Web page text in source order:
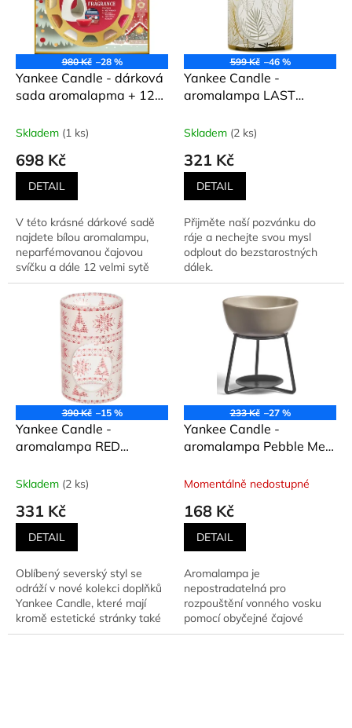
d
980 Kč –28 %
Yankee Candle - dárková
sada aromalapma + 12
to Holidays
Skladem (1 ks)
698 Kč
DETAIL
V této krásné dárkové sadě
najdete bílou aromalampu,
neparfémovanou čajovou
svíčku a dále 12 velmi sytě
vonících vonných vosků (až 8...
599 Kč –46 %
Yankee Candle -
aromalampa LAST
Skladem (2 ks)
321 Kč
DETAIL
Přijměte naší pozvánku do
ráje a nechejte svou mysl
odplout do bezstarostných
dálek.
390 Kč –15 %
Yankee Candle -
aromalampa RED
GLASS
Skladem (2 ks)
331 Kč
DETAIL
Oblíbený severský styl se
odráží v nové kolekci doplňků
Yankee Candle, které mají
kromě estetické stránky také
užitečný efekt -...
233 Kč –27 %
Yankee Candle -
aromalampa Pebble Melt
Momentálně nedostupné
168 Kč
DETAIL
Aromalampa je
nepostradatelná pro
rozpouštění vonného vosku
pomocí obyčejné čajové
svíčky. Ta je umístěna ve